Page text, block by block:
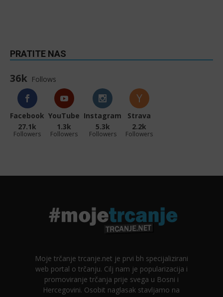
PRATITE NAS
36k Follows
Facebook
27.1k
Followers
YouTube
1.3k
Followers
Instagram
5.3k
Followers
Strava
2.2k
Followers
Moje trčanje trcanje.net je prvi bh specijalizirani
web portal o trčanju. Cilj nam je popularizacija i
promoviranje trčanja prije svega u Bosni i
Hercegovini. Osobit naglasak stavljamo na